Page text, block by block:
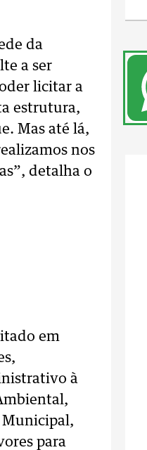
da
a ser
licitar a
estrutura,
Mas até lá,
nos
detalha o
em
à
Municipal,
para